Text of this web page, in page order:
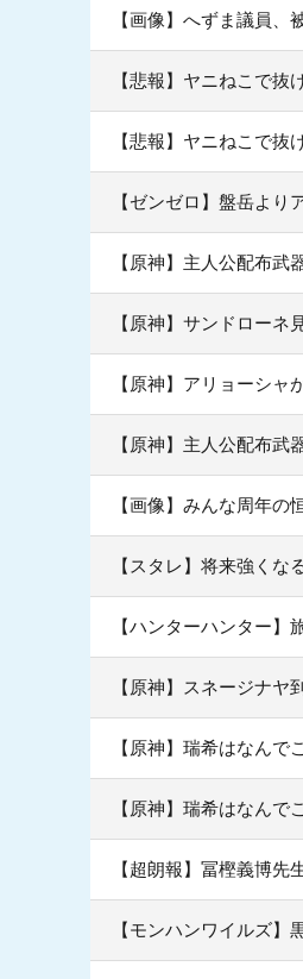
【画像】へずま議員
【悲報】ヤニねこで抜
【悲報】ヤニねこで抜
【ゼンゼロ】盤岳よ
【原神】主人公配布武
【原神】サンドローネ
【原神】アリョーシャ
【原神】主人公配布武
【画像】みんな周年の
【スタレ】将来強くな
【ハンターハンター
【原神】スネージナ
【原神】瑞希はなん
【原神】瑞希はなん
【超朗報】冨樫義博
【モンハンワイルズ】